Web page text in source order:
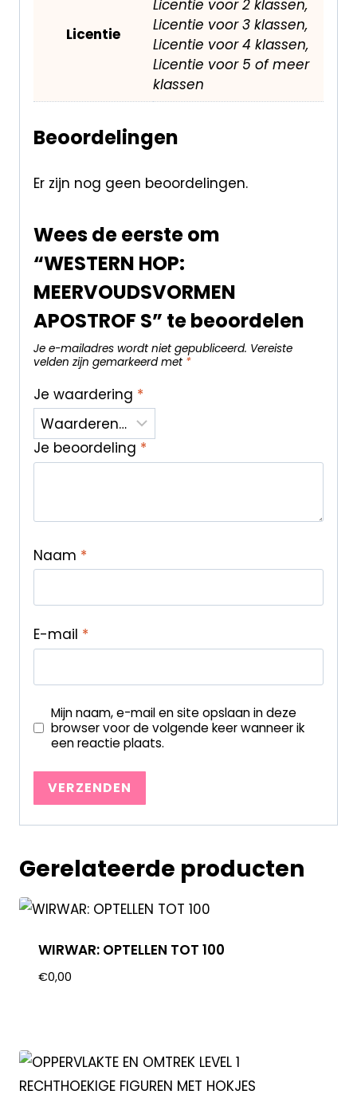
Licentie
Licentie voor 2 klassen,
Licentie voor 3 klassen,
Licentie voor 4 klassen,
Licentie voor 5 of meer
klassen
Beoordelingen
Er zijn nog geen beoordelingen.
Wees de eerste om
“WESTERN HOP:
MEERVOUDSVORMEN
APOSTROF S” te beoordelen
Je e-mailadres wordt niet gepubliceerd. Vereiste
velden zijn gemarkeerd met *
Je waardering *
Je beoordeling *
Naam *
E-mail *
Mijn naam, e-mail en site opslaan in deze
browser voor de volgende keer wanneer ik
een reactie plaats.
Gerelateerde producten
WIRWAR: OPTELLEN TOT 100
€0,00